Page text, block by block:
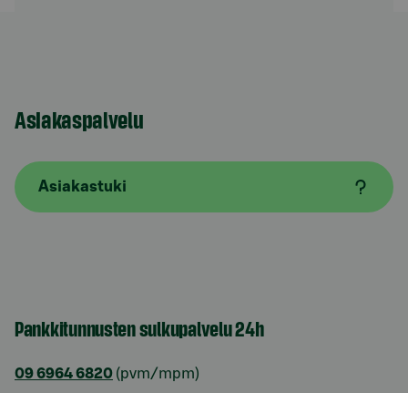
Asiakaspalvelu
Asiakastuki
Pankkitunnusten sulkupalvelu 24h
09 6964 6820 (pvm/mpm)